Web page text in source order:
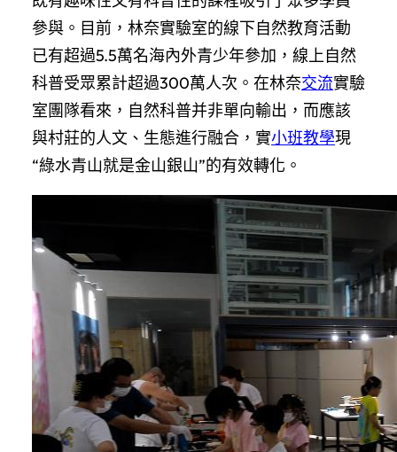
參與。目前，林奈實驗室的線下自然教育活動
已有超過5.5萬名海內外青少年參加，線上自然
科普受眾累計超過300萬人次。在林奈交流實驗
室團隊看來，自然科普并非單向輸出，而應該
與村莊的人文、生態進行融合，實小班教學現
“綠水青山就是金山銀山”的有效轉化。